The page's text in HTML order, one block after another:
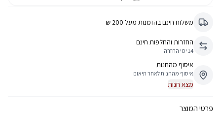
משלוח חינם בהזמנות מעל 200 ₪
החזרות והחלפות חינם
14 ימי החזרה
איסוף מהחנות
איסוף מהחנות לאחר תיאום
מצא חנות
פרטי המוצר